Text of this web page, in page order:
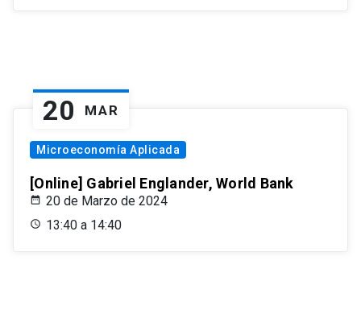
20 MAR
Microeconomía Aplicada
[Online] Gabriel Englander, World Bank
20 de Marzo de 2024
13:40 a 14:40